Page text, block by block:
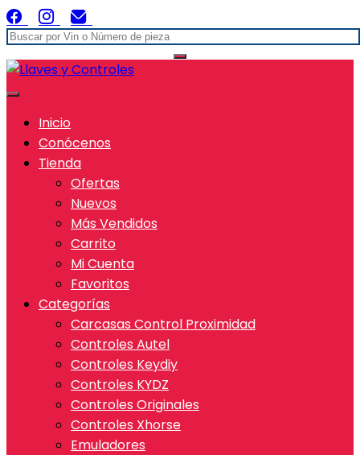
Inicio
Conócenos
Tienda
Ofertas
Nuevos
Más Vendidos
Carrito
Mi Cuenta
Favoritos
Categorías
Carcasas Control Proximidad
Controles Autel
Controles Keydiy
Controles KYDZ
Controles Originales
Controles Xhorse
Emuladores